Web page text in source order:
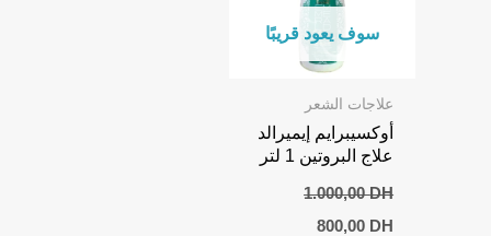
سوف يعود قريبًا
علاجات الشعر
أوكسيبرايم إيميرالد
علاج البروتين 1 لتر
1.000,00DH
Original
800,00 DH
Current